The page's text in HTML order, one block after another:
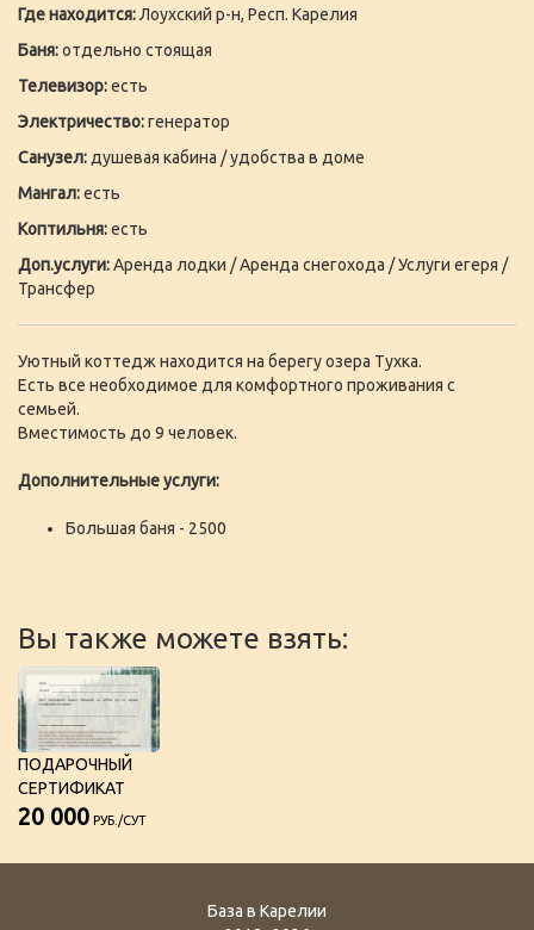
Где находится:Лоухский р-н, Респ. Карелия
Баня:отдельно стоящая
Телевизор:есть
Электричество:генератор
Санузел: душевая кабина / удобства в доме
Мангал:есть
Коптильня:есть
Доп.услуги:Аренда лодки / Аренда снегохода / Услуги егеря /
Трансфер
Уютный коттедж находится на берегу озера Тухка.
Есть все необходимое для комфортного проживания с
семьей.
Вместимость до 9 человек.
Дополнительные услуги:
Большая баня - 2500
Вы также можете взять:
ПОДАРОЧНЫЙ
СЕРТИФИКАТ
20 000 РУБ./СУТ
База в Карелии